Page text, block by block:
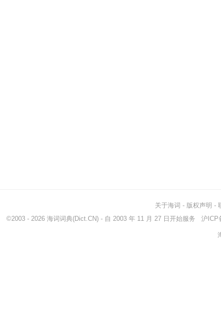
关于海词 - 版权声明 -
©2003 - 2026 海词词典(Dict.CN) - 自 2003 年 11 月 27 日开始服务 沪ICP